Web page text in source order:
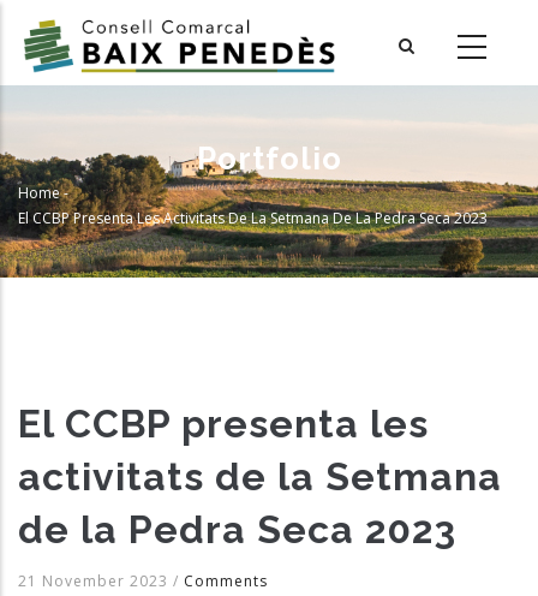
main
Portfolio
Breadcrumb
Home-
El CCBP Presenta Les Activitats De La Setmana De La Pedra Seca 2023
El CCBP presenta les
activitats de la Setmana
de la Pedra Seca 2023
21 November 2023 / Comments